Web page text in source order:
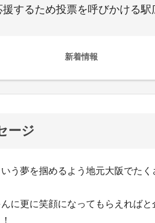
するため投票を呼びかける
新着情報
ージ
う夢を掴めるよう地元大阪でた
に更に笑顔になってもらえればと